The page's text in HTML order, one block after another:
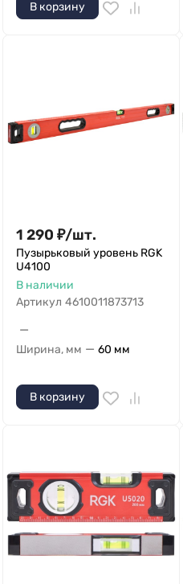
В корзину
1 290 ₽/шт.
Пузырьковый уровень RGK
U4100
В наличии
Артикул 4610011873713
—
Ширина, мм — 60 мм
В корзину